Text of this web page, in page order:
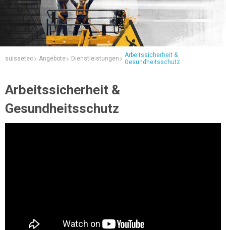
suissetec Angebote Dienstleistungen
Arbeitssicherheit &
Gesundheitsschutz
Arbeitssicherheit &
Gesundheitsschutz